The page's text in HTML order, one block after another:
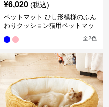
¥6,020 (税込)
ペットマット ひし形模様のふん
わりクッション猫用ペットマッ
全2色